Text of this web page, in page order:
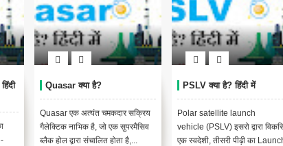
Quasar क्या है?
Quasar एक अत्यंत चमकदार सक्रिय
गैलेक्टिक नाभिक है, जो एक सुपरमैसिव
ब्लैक होल द्वारा संचालित होता है,...
PSLV क्या है? हिंदी में
Polar satellite launch
vehicle (PSLV) इसरो द्वारा
एक स्वदेशी, तीसरी पीढ़ी का